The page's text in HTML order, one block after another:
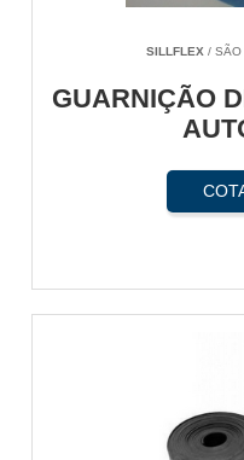
SILLFLEX / SÃO
GUARNIÇÃO